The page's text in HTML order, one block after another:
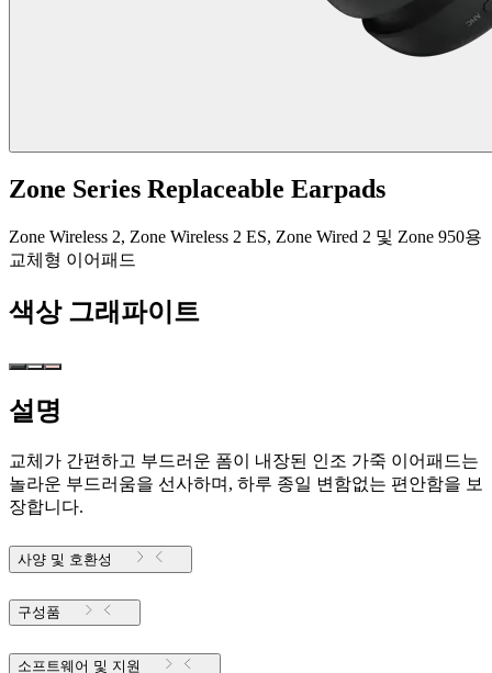
Zone Series Replaceable Earpads
Zone Wireless 2, Zone Wireless 2 ES, Zone Wired 2 및 Zone 950용
교체형 이어패드
색상 그래파이트
설명
교체가 간편하고 부드러운 폼이 내장된 인조 가죽 이어패드는
놀라운 부드러움을 선사하며, 하루 종일 변함없는 편안함을 보
장합니다.
사양 및 호환성
구성품
소프트웨어 및 지원